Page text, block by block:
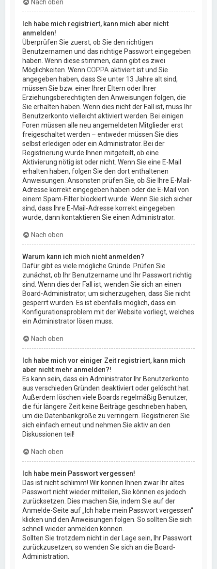
Nach oben
Ich habe mich registriert, kann mich aber nicht
anmelden!
Überprüfen Sie zuerst, ob Sie den richtigen
Benutzernamen und das richtige Passwort eingegeben
haben. Wenn diese stimmen, dann gibt es zwei
Möglichkeiten. WennCOPPA aktiviert ist und Sie
angegeben haben, dass Sie unter 13 Jahre alt sind,
müssen Sie bzw. einer Ihrer Eltern oder Ihrer
Erziehungsberechtigten den Anweisungen folgen, die
Sie erhalten haben. Wenn dies nicht der Fall ist, muss Ihr
Benutzerkonto vielleicht aktiviert werden. Bei einigen
Foren müssen alle neu angemeldeten Mitglieder erst
freigeschaltet werden – entweder müssen Sie dies
selbst erledigen oder ein Administrator. Bei der
Registrierung wurde Ihnen mitgeteilt, ob eine
Aktivierung nötig ist oder nicht. Wenn Sie eine E-Mail
erhalten haben, folgen Sie den dort enthaltenen
Anweisungen. Ansonsten prüfen Sie, ob Sie Ihre E-Mail-
Adresse korrekt eingegeben haben oder die E-Mail von
einem Spam-Filter blockiert wurde. Wenn Sie sich sicher
sind, dass Ihre E-Mail-Adresse korrekt eingegeben
wurde, dann kontaktieren Sie einen Administrator.
Nach oben
Warum kann ich mich nicht anmelden?
Dafür gibt es viele mögliche Gründe. Prüfen Sie
zunächst, ob Ihr Benutzername und Ihr Passwort richtig
sind. Wenn dies der Fall ist, wenden Sie sich an einen
Board-Administrator, um sicherzugehen, dass Sie nicht
gesperrt wurden. Es ist ebenfalls möglich, dass ein
Konfigurationsproblem mit der Website vorliegt, welches
ein Administrator lösen muss.
Nach oben
Ich habe mich vor einiger Zeit registriert, kann mich
aber nicht mehr anmelden?!
Es kann sein, dass ein Administrator Ihr Benutzerkonto
aus verschieden Gründen deaktiviert oder gelöscht hat.
Außerdem löschen viele Boards regelmäßig Benutzer,
die für längere Zeit keine Beiträge geschrieben haben,
um die Datenbankgröße zu verringern. Registrieren Sie
sich einfach erneut und nehmen Sie aktiv an den
Diskussionen teil!
Nach oben
Ich habe mein Passwort vergessen!
Das ist nicht schlimm! Wir können Ihnen zwar Ihr altes
Passwort nicht wieder mitteilen, Sie können es jedoch
zurücksetzen. Dies machen Sie, indem Sie auf der
Anmelde-Seite auf „Ich habe mein Passwort vergessen“
klicken und den Anweisungen folgen. So sollten Sie sich
schnell wieder anmelden können.
Sollten Sie trotzdem nicht in der Lage sein, Ihr Passwort
zurückzusetzen, so wenden Sie sich an die Board-
Administration.